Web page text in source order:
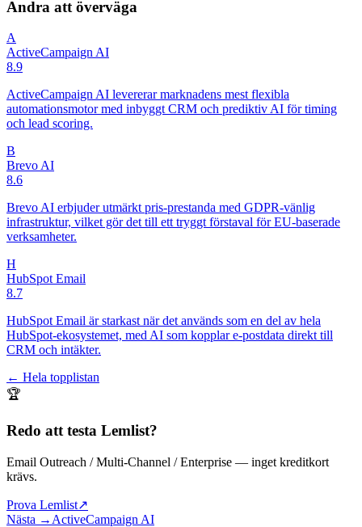
Andra att överväga
A
ActiveCampaign AI
8.9
ActiveCampaign AI levererar marknadens mest flexibla
automationsmotor med inbyggt CRM och prediktiv AI för timing
och lead scoring.
B
Brevo AI
8.6
Brevo AI erbjuder utmärkt pris-prestanda med GDPR-vänlig
infrastruktur, vilket gör det till ett tryggt förstaval för EU-baserade
verksamheter.
H
HubSpot Email
8.7
HubSpot Email är starkast när det används som en del av hela
HubSpot-ekosystemet, med AI som kopplar e-postdata direkt till
CRM och intäkter.
← Hela topplistan
🏆
Redo att testa Lemlist?
Email Outreach / Multi-Channel / Enterprise — inget kreditkort
krävs.
Prova Lemlist↗
Nästa → ActiveCampaign AI